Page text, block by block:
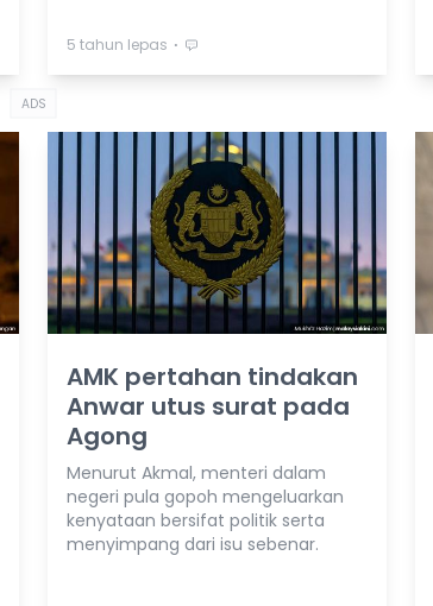
5 tahun lepas ⋅
ADS
AMK pertahan tindakan
Anwar utus surat pada
Agong
Menurut Akmal, menteri dalam
negeri pula gopoh mengeluarkan
kenyataan bersifat politik serta
menyimpang dari isu sebenar.